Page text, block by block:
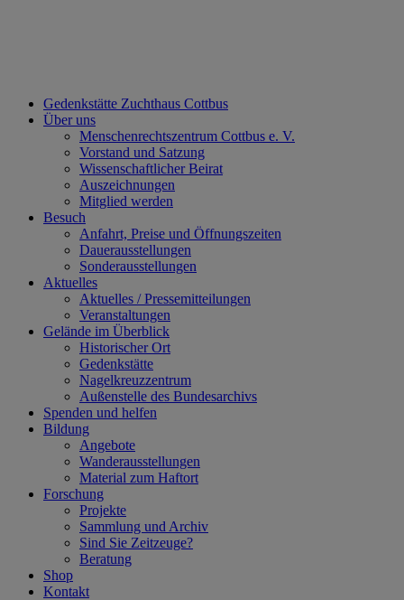
Gedenkstätte Zuchthaus Cottbus
Über uns
Menschenrechtszentrum Cottbus e. V.
Vorstand und Satzung
Wissenschaftlicher Beirat
Auszeichnungen
Mitglied werden
Besuch
Anfahrt, Preise und Öffnungszeiten
Dauerausstellungen
Sonderausstellungen
Aktuelles
Aktuelles / Pressemitteilungen
Veranstaltungen
Gelände im Überblick
Historischer Ort
Gedenkstätte
Nagelkreuzzentrum
Außenstelle des Bundesarchivs
Spenden und helfen
Bildung
Angebote
Wanderausstellungen
Material zum Haftort
Forschung
Projekte
Sammlung und Archiv
Sind Sie Zeitzeuge?
Beratung
Shop
Kontakt